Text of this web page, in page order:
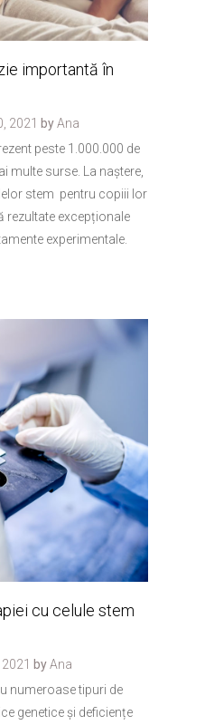
importantă în
2021 byAna
peste 1.000.000 de
multe surse. La naștere,
stem pentru copiii lor
rezultate excepționale
experimentale.
cu celule stem
byAna
numeroase tipuri de
genetice și deficiențe